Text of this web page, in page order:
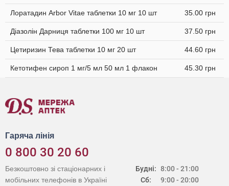
Лоратадин Arbor Vitae таблетки 10 мг 10 шт 35.00 грн
Діазолін Дарниця таблетки 100 мг 10 шт 37.50 грн
Цетиризин Тева таблетки 10 мг 20 шт 44.60 грн
Кетотифен сироп 1 мг/5 мл 50 мл 1 флакон 45.30 грн
Гаряча лінія
0 800 30 20 60
Будні:
Сб:
8:00 - 21:00
9:00 - 20:00
Безкоштовно зі стаціонарних і
мобільних телефонів в Україні